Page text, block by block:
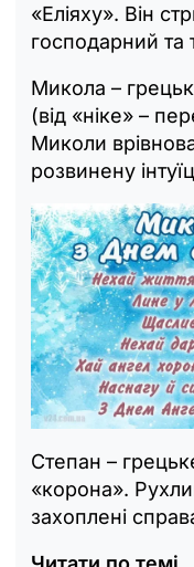
«Еліяху». Він
господарний та
Микола –
(від «ніке» –
Миколи
розвинену
Степан –
«корона».
захоплені